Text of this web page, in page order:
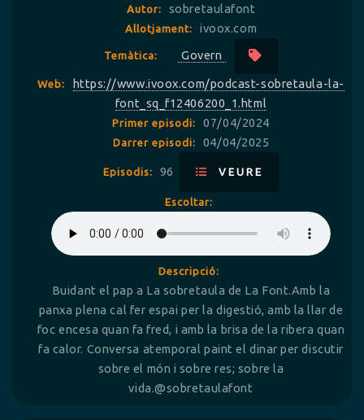
Autor: sobretaulafont
Allotjament: ivoox.com
Temàtica: Govern
Web:
https://www.ivoox.com/podcast-sobretaula-la-
font_sq_f12406200_1.html
Primer episodi: 07/04/2024
Darrer episodi: 04/04/2025
Episodis: 96 VEURE
Escoltar:
Descripció:
Buidant el pap a La sobretaula de La Font.Amb la
panxa plena cal fer espai per la digestió, amb la llar de
foc encesa quan fa fred, i amb la brisa de la ribera quan
fa calor. Conversa atemporal paint el dinar per discutir
sobre el món i sobre res; sobre la
vida.@sobretaulafont